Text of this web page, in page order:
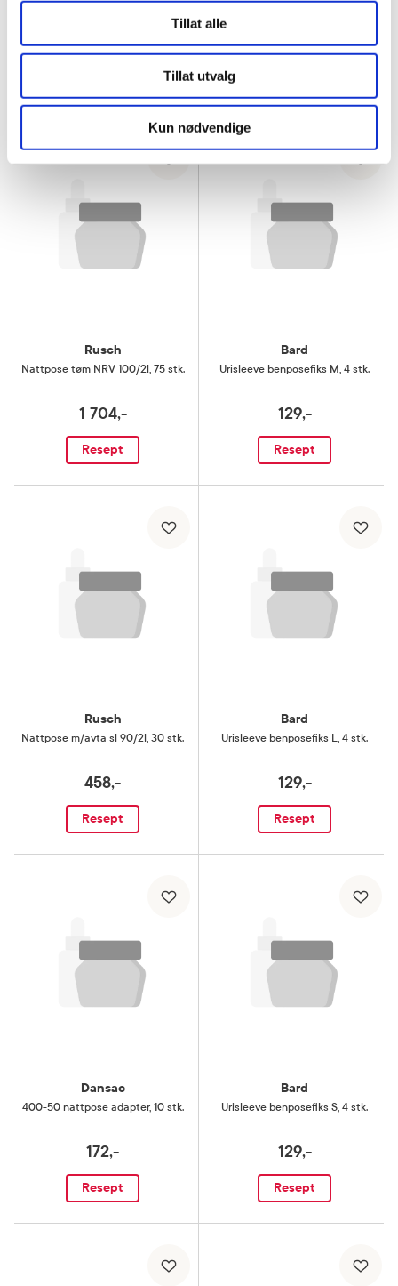
Tillat alle
Tillat utvalg
Kun nødvendige
449,- 96,-
Rusch
Nattpose tøm NRV 100/2l , 75 stk.
1 704,-
Resept
Bard
Urisleeve benposefiks M, 4 stk.
129,-
Resept
Rusch
Nattpose m/avta sl 90/2l , 30 stk.
458,-
Resept
Bard
Urisleeve benposefiks L, 4 stk.
129,-
Resept
Dansac
400-50 nattpose adapter, 10 stk.
172,-
Resept
Bard
Urisleeve benposefiks S, 4 stk.
129,-
Resept